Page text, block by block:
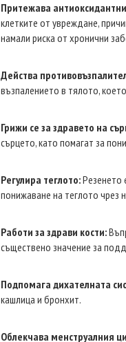
Притежава
клетките от увреждане,
намали риска от хронични
Действа
възпалението в тялото,
Грижи се за здравето на
сърцето, като помагат за
Регулира теглото:Резенето
понижаване на теглото чрез
Работи за здрави кости:
съществено значение за
Подпомага дихателната
кашлица и бронхит.
Облекчава менструалния